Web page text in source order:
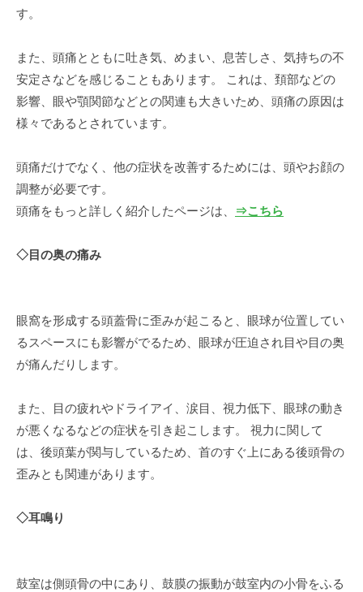
す。
また、頭痛とともに吐き気、めまい、息苦しさ、気持ちの不
安定さなどを感じることもあります。 これは、頚部などの
影響、眼や顎関節などとの関連も大きいため、頭痛の原因は
様々であるとされています。
頭痛だけでなく、他の症状を改善するためには、頭やお顔の
調整が必要です。
頭痛をもっと詳しく紹介したページは、
⇒こちら
◇目の奥の痛み
眼窩を形成する頭蓋骨に歪みが起こると、眼球が位置してい
るスペースにも影響がでるため、眼球が圧迫され目や目の奥
が痛んだりします。
また、目の疲れやドライアイ、涙目、視力低下、眼球の動き
が悪くなるなどの症状を引き起こします。 視力に関して
は、後頭葉が関与しているため、首のすぐ上にある後頭骨の
歪みとも関連があります。
◇耳鳴り
鼓室は側頭骨の中にあり、鼓膜の振動が鼓室内の小骨をふる